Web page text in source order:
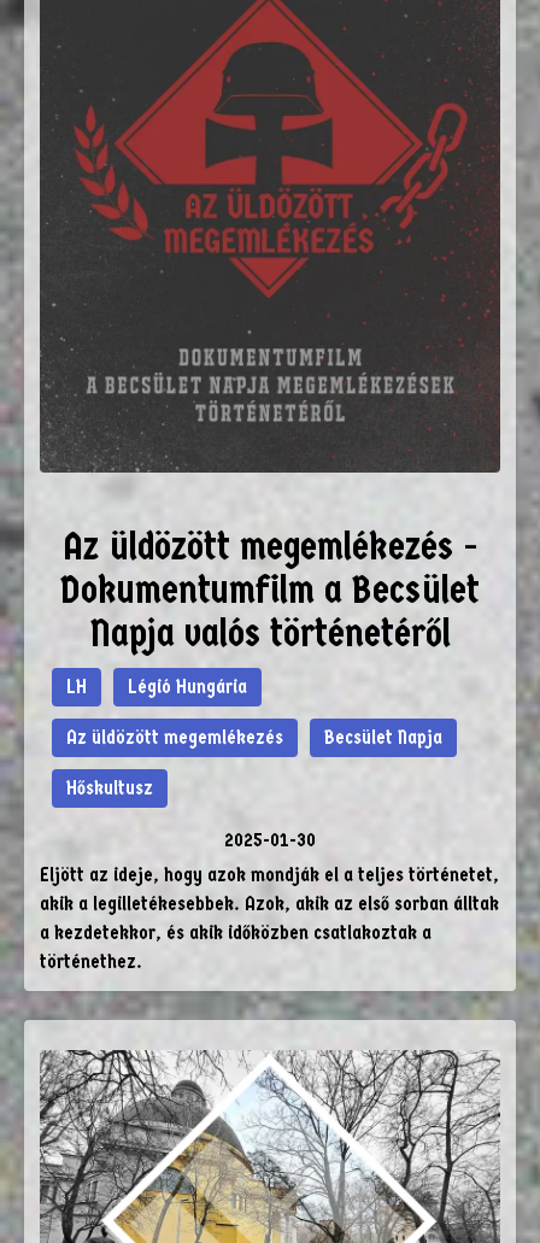
Az üldözött megemlékezés -
Dokumentumfilm a Becsület
Napja valós történetéről
LH Légió Hungária
Az üldözött megemlékezés Becsület Napja
Hőskultusz
2025-01-30
Eljött az ideje, hogy azok mondják el a teljes történetet,
akik a legilletékesebbek. Azok, akik az első sorban álltak
a kezdetekkor, és akik időközben csatlakoztak a
történethez.